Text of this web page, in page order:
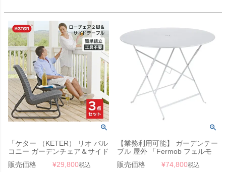
「ケター （KETER） リオ バル
コニー ガーデンチェア＆サイド
テーブル 3点セット グラファイ
ト 662431」
販売価格 ¥29,800税込
【業務利用可能】 ガーデンテー
ブル 屋外 「Fermob フェルモ
ブ ビストロ ラウンドテーブル
96H」
販売価格 ¥74,800税込